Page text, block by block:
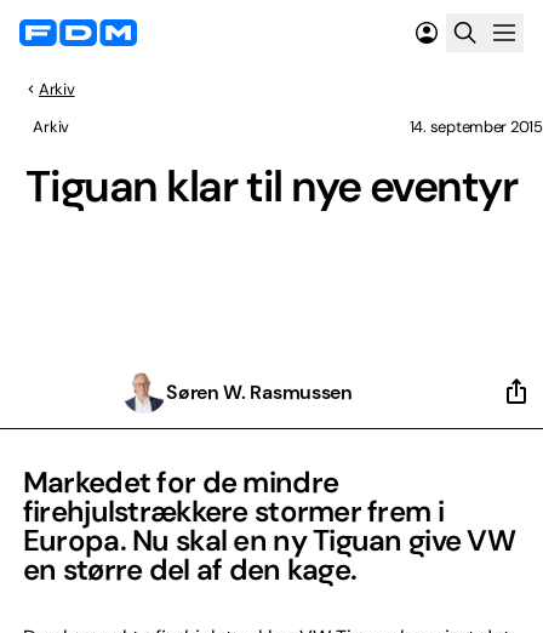
Arkiv
Tiguan klar til nye eventyr
Arkiv 14. september 2015
Søren W. Rasmussen
Markedet for de mindre
firehjulstrækkere stormer frem i
Europa. Nu skal en ny Tiguan give VW
en større del af den kage.